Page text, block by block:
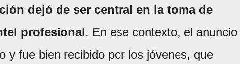
dejó de ser central en la toma de
profesional. En ese contexto, el anuncio
y fue bien recibido por los jóvenes, que